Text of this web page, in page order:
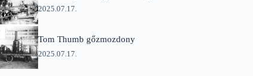
2025.07.17.
Tom Thumb gőzmozdony
2025.07.17.